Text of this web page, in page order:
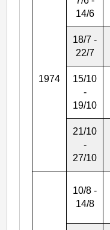
1974
14/6
18/7 -
22/7
15/10
-
19/10
21/10
-
27/10
10/8 -
14/8